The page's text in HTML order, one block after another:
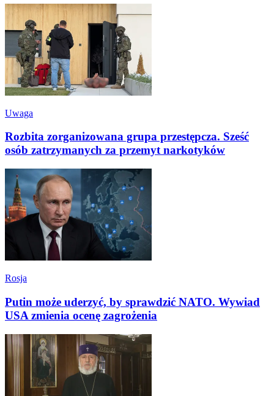
Uwaga
Rozbita zorganizowana grupa przestępcza. Sześć
osób zatrzymanych za przemyt narkotyków
Rosja
Putin może uderzyć, by sprawdzić NATO. Wywiad
USA zmienia ocenę zagrożenia